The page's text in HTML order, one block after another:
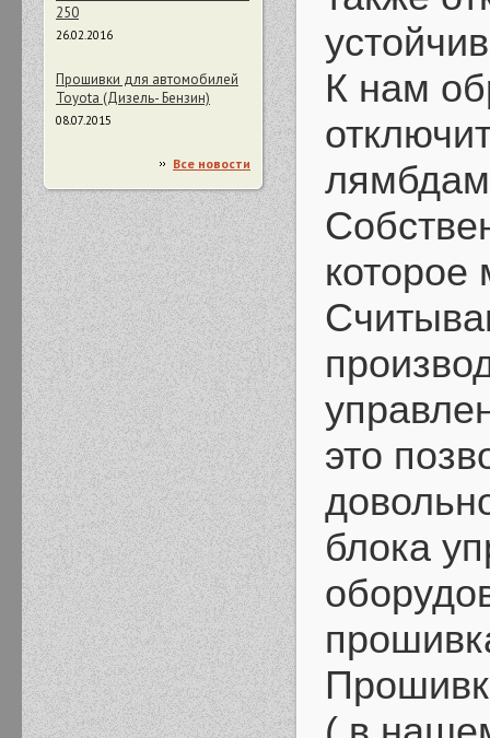
К нам
которое
это
блока
250
26.02.2016
Прошивки для автомобилей
Toyota (Дизель- Бензин)
08.07.2015
Все новости